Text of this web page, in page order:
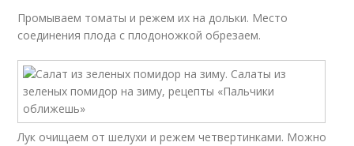
Промываем томаты и режем их на дольки. Место
соединения плода с плодоножкой обрезаем.
Лук очищаем от шелухи и режем четвертинками. Можно